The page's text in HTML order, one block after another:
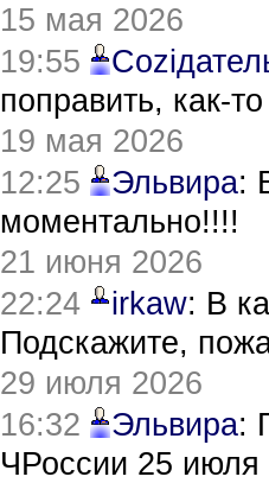
15 мая 2026
19:55
поправить, как-
19 мая 2026
12:25
Эльвира:
моментально!!!!
21 июня 2026
22:24
irkaw: В
Подскажите,
29 июля 2026
16:32
Эльвира:
ЧРоссии 25 июля